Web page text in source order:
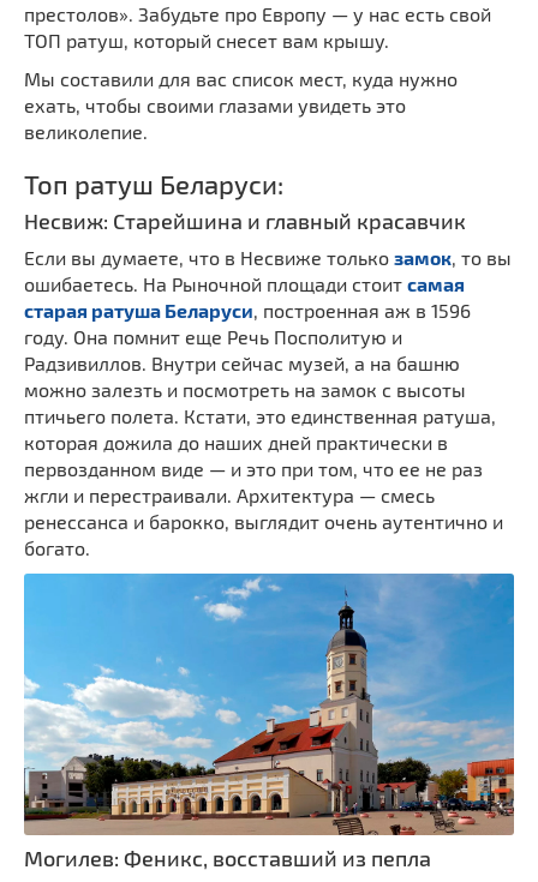
престолов». Забудьте про Европу — у нас есть свой
ТОП ратуш, который снесет вам крышу.
Мы составили для вас список мест, куда нужно
ехать, чтобы своими глазами увидеть это
великолепие.
Топ ратуш Беларуси:
Несвиж: Старейшина и главный красавчик
Если вы думаете, что в Несвиже только замок , то вы
ошибаетесь. На Рыночной площади стоит самая
старая ратуша Беларуси , построенная аж в 1596
году. Она помнит еще Речь Посполитую и
Радзивиллов. Внутри сейчас музей, а на башню
можно залезть и посмотреть на замок с высоты
птичьего полета. Кстати, это единственная ратуша,
которая дожила до наших дней практически в
первозданном виде — и это при том, что ее не раз
жгли и перестраивали. Архитектура — смесь
ренессанса и барокко, выглядит очень аутентично и
богато.
Могилев: Феникс, восставший из пепла